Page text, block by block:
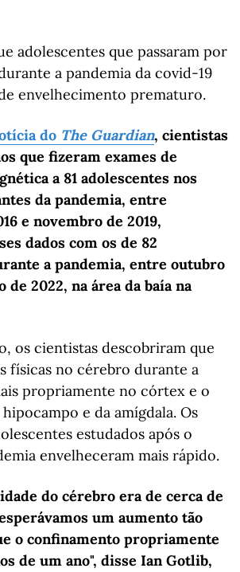
adolescentes que passaram por
a pandemia da covid-19
envelhecimento prematuro.
do The Guardian, cientistas
que fizeram exames de
a 81 adolescentes nos
da pandemia, entre
e novembro de 2019,
dados com os de 82
a pandemia, entre outubro
de 2022, na área da baía na
os cientistas descobriram que
físicas no cérebro durante a
propriamente no córtex e o
e da amígdala. Os
estudados após o
envelheceram mais rápido.
do cérebro era de cerca de
um aumento tão
o confinamento propriamente
de um ano", disse Ian Gotlib,